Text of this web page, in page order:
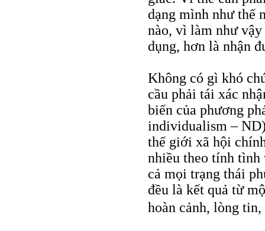
dạng mình như thế
nào, vì làm như
dụng, hơn là nhận
Không có gì khó
cầu phải tái xác
biến của phương
individualism –
thế giới xã hội
nhiều theo tính tình
cả mọi trạng thái
đều là kết quả từ
hoàn cảnh, lòng